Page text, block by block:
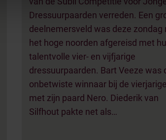
Dressuurpaarden verreden. Een
deelnemersveld was deze zondag
het hoge noorden afgereisd met
talentvolle vier- en vijfjarige
dressuurpaarden. Bart Veeze was
onbetwiste winnaar bij de
met zijn paard Nero. Diederik van
Silfhout pakte net als…